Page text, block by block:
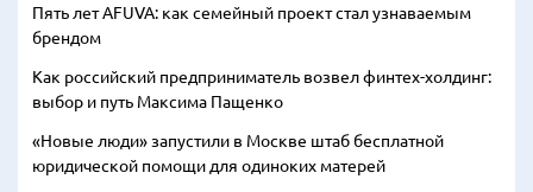
Пять лет AFUVA: как семейный проект стал узнаваемым
брендом
Как российский предприниматель возвел финтех-холдинг:
выбор и путь Максима Пащенко
«Новые люди» запустили в Москве штаб бесплатной
юридической помощи для одиноких матерей